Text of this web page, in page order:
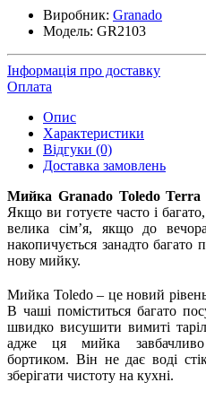
Виробник: Granado
Модель: GR2103
Інформація про доставку
Оплата
Опис
Характеристики
Відгуки (0)
Доставка замовлень
Мийка Granado ToledoTerra
Якщо ви готуєте часто і
велика сім’я, якщо до
накопичується занадто
нову мийку.
Мийка Toledo – це новий
В чаші поміститься багато
швидко висушити вимиті
адже ця мийка завбачливо
бортиком. Він не дає воді
зберігати чистоту на кухні.